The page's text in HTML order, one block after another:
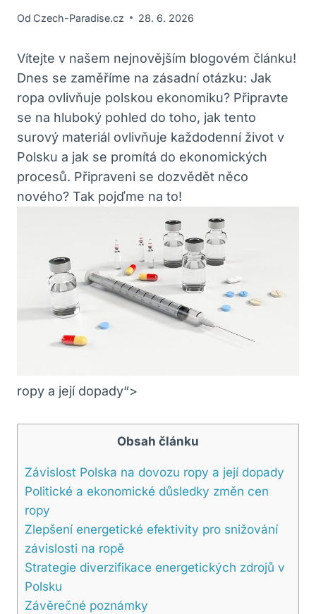
Od Czech-Paradise.cz 28. 6. 2026
Vítejte v našem nejnovějším blogovém článku!
Dnes se zaměříme na zásadní otázku: Jak
ropa ovlivňuje polskou ekonomiku? Připravte
se na hluboký pohled do toho, jak tento
surový materiál ovlivňuje každodenní život v
Polsku a jak se promítá do ekonomických
procesů. Připraveni se dozvědět něco
nového? Tak pojďme na to!
ropy a její dopady“>
Obsah článku
Závislost Polska na dovozu ropy a její dopady
Politické a ekonomické důsledky změn cen
ropy
Zlepšení energetické efektivity pro snižování
závislosti na ropě
Strategie diverzifikace energetických zdrojů v
Polsku
Závěrečné poznámky